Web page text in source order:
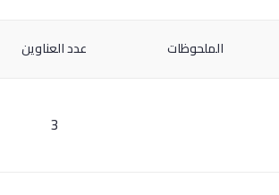
الملحوظات عدد العناوين
3